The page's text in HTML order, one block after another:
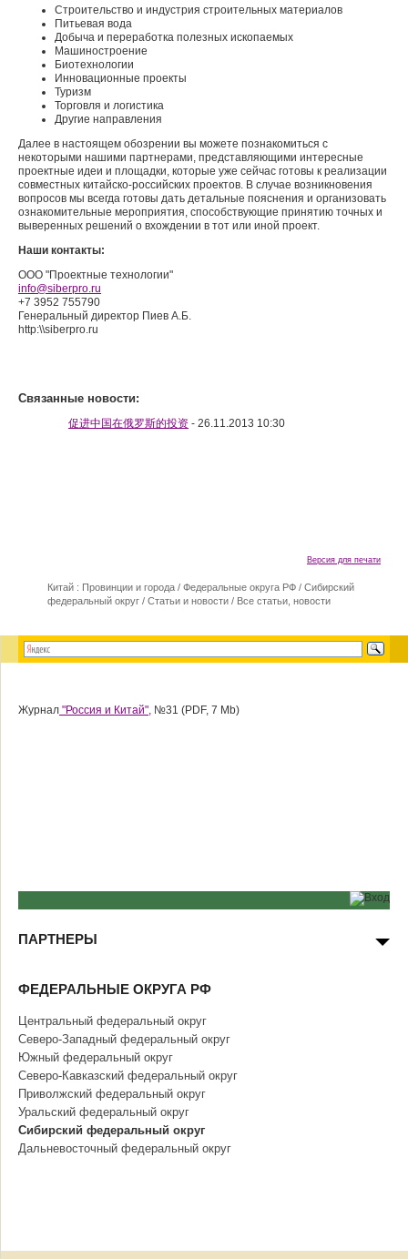
Строительство и индустрия строительных материалов
Питьевая вода
Добыча и переработка полезных ископаемых
Машиностроение
Биотехнологии
Инновационные проекты
Туризм
Торговля и логистика
Другие направления
Далее в настоящем обозрении вы можете познакомиться с
некоторыми нашими партнерами, представляющими интересные
проектные идеи и площадки, которые уже сейчас готовы к реализации
совместных китайско-российских проектов. В случае возникновения
вопросов мы всегда готовы дать детальные пояснения и организовать
ознакомительные мероприятия, способствующие принятию точных и
выверенных решений о вхождении в тот или иной проект.
Наши контакты:
ООО "Проектные технологии"
info@siberpro.ru
+7 3952 755790
Генеральный директор Пиев А.Б.
http:\\siberpro.ru
Связанные новости:
促进中国在俄罗斯的投资 - 26.11.2013 10:30
Версия для печати
Китай : Провинции и города / Федеральные округа РФ / Сибирский
федеральный округ / Статьи и новости / Все статьи, новости
Журнал "Россия и Китай", №31 (PDF, 7 Mb)
ПАРТНЕРЫ
ФЕДЕРАЛЬНЫЕ ОКРУГА РФ
Центральный федеральный округ
Северо-Западный федеральный округ
Южный федеральный округ
Северо-Кавказский федеральный округ
Приволжский федеральный округ
Уральский федеральный округ
Сибирский федеральный округ
Дальневосточный федеральный округ